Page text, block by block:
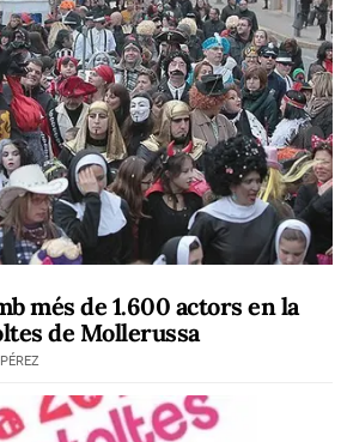
més de 1.600 actors en la
de Mollerussa